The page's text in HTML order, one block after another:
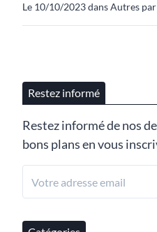
Le 10/10/2023 dans Autres
Restez informé
Restez informé de nos
bons plans en vous